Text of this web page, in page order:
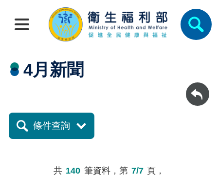
4月新聞
回上一頁
條件查詢
共 140 筆資料，第 7/7 頁，